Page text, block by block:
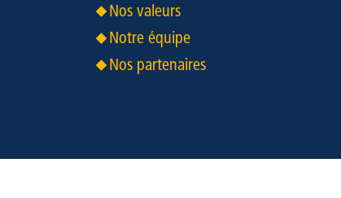
Nos valeurs
Notre équipe
Nos partenaires